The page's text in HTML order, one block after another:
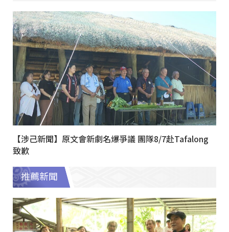
【涉己新聞】原文會新劇名爆爭議 團隊8/7赴Tafalong
致歉
推薦新聞